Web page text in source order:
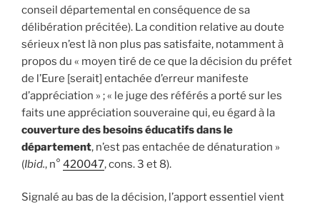
conseil départemental en conséquence de sa
délibération précitée). La condition relative au doute
sérieux n’est là non plus pas satisfaite, notamment à
propos du « moyen tiré de ce que la décision du préfet
de l’Eure [serait] entachée d’erreur manifeste
d’appréciation » ; « le juge des référés a porté sur les
faits une appréciation souveraine qui, eu égard à la
couverture des besoins éducatifs dans le
département, n’est pas entachée de dénaturation »
(Ibid., n° 420047, cons. 3 et 8).
Signalé au bas de la décision, l’apport essentiel vient